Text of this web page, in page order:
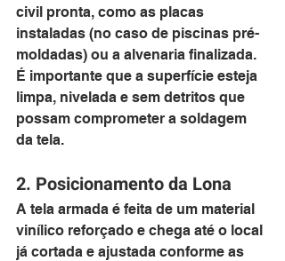
civil pronta, como as placas
instaladas (no caso de piscinas pré-
moldadas) ou a alvenaria finalizada.
É importante que a superfície esteja
limpa, nivelada e sem detritos que
possam comprometer a soldagem
da tela.
2. Posicionamento da Lona
A tela armada é feita de um material
vinílico reforçado e chega até o local
já cortada e ajustada conforme as